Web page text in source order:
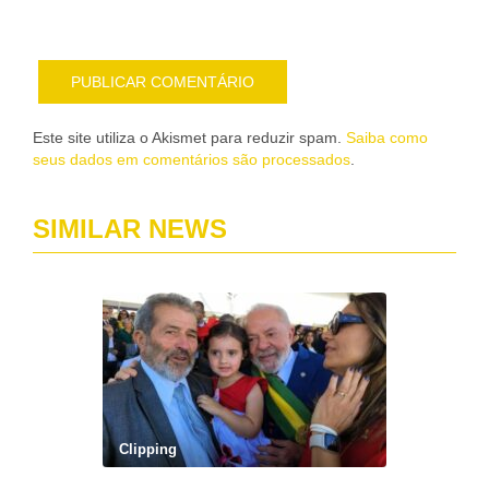
Este site utiliza o Akismet para reduzir spam. Saiba como
seus dados em comentários são processados
SIMILAR NEWS
Clipping